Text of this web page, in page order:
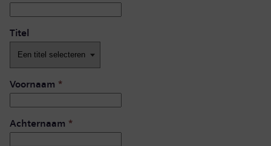
Titel
Voornaam *
Achternaam *